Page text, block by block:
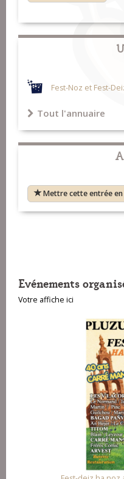
Fest-Noz et Fest-
Tout l'annuaire
Mettre cette entrée
Evénements
Votre affiche ici